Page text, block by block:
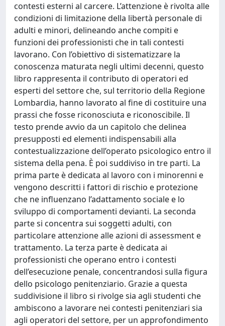
contesti esterni al carcere. L’attenzione è rivolta alle
condizioni di limitazione della libertà personale di
adulti e minori, delineando anche compiti e
funzioni dei professionisti che in tali contesti
lavorano. Con l’obiettivo di sistematizzare la
conoscenza maturata negli ultimi decenni, questo
libro rappresenta il contributo di operatori ed
esperti del settore che, sul territorio della Regione
Lombardia, hanno lavorato al fine di costituire una
prassi che fosse riconosciuta e riconoscibile. Il
testo prende avvio da un capitolo che delinea
presupposti ed elementi indispensabili alla
contestualizzazione dell’operato psicologico entro il
sistema della pena. È poi suddiviso in tre parti. La
prima parte è dedicata al lavoro con i minorenni e
vengono descritti i fattori di rischio e protezione
che ne influenzano l’adattamento sociale e lo
sviluppo di comportamenti devianti. La seconda
parte si concentra sui soggetti adulti, con
particolare attenzione alle azioni di assessment e
trattamento. La terza parte è dedicata ai
professionisti che operano entro i contesti
dell’esecuzione penale, concentrandosi sulla figura
dello psicologo penitenziario. Grazie a questa
suddivisione il libro si rivolge sia agli studenti che
ambiscono a lavorare nei contesti penitenziari sia
agli operatori del settore, per un approfondimento